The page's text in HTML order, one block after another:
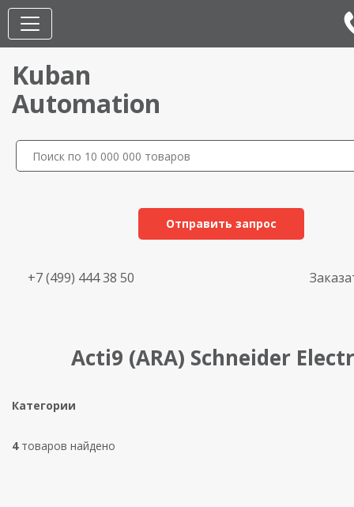
Kuban
Automation
Отправить запрос
+7 (499) 444 38 50
Acti9 (ARA) Schneider
Категории
4товаров найдено